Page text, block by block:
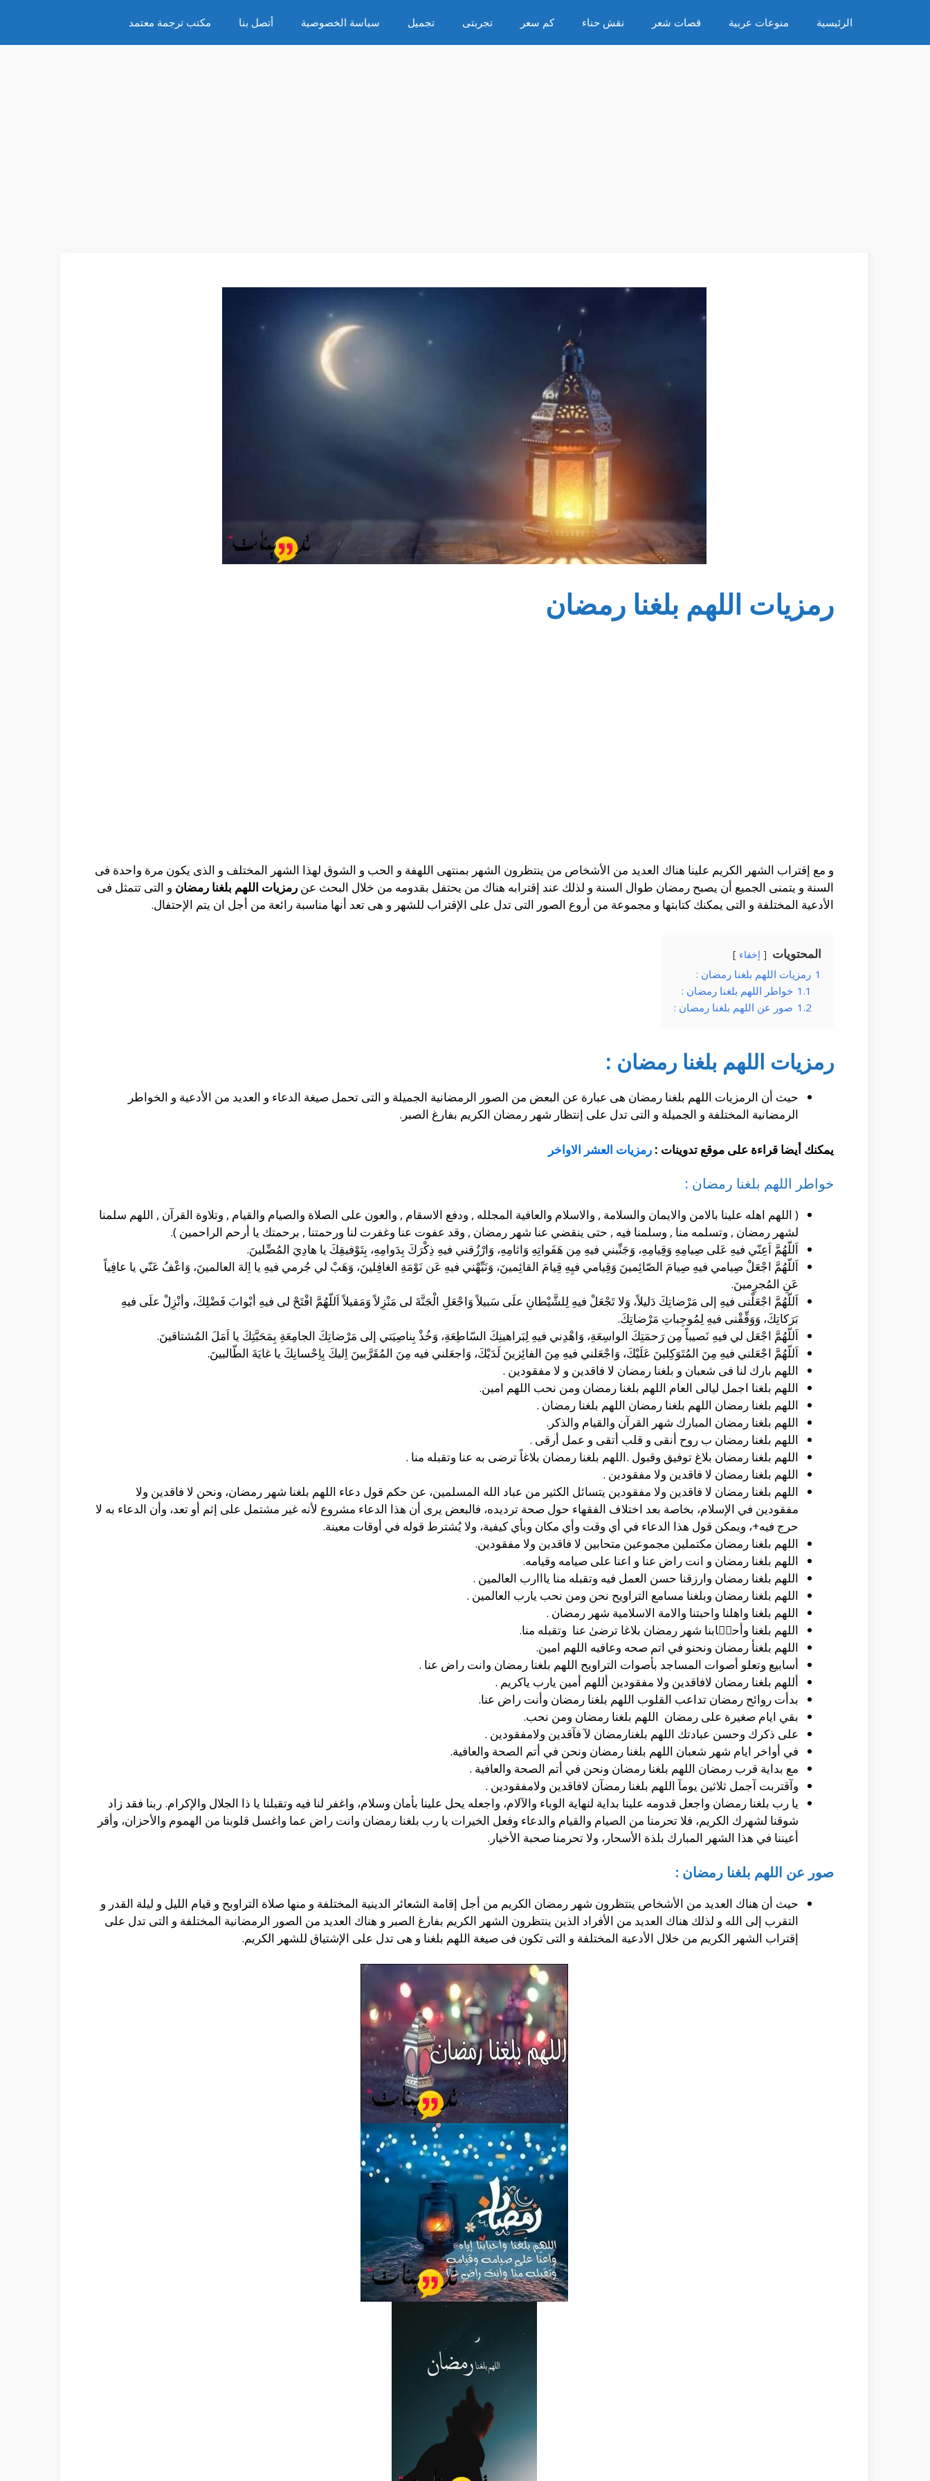
المحتوى
الرئيسية منوعات عربية قصات شعر نقش حناء كم سعر تجربتى تجميل سياسة الخصوصية أتصل بنا مكتب ترجمة معتمد
رمزيات اللهم بلغنا رمضان
و مع إقتراب الشهر الكريم علينا هناك العديد من الأشخاص من ينتظرون الشهر بمنتهى اللهفة و الحب و الشوق لهذا الشهر المختلف و الذى يكون مرة واحدة فى
السنة و يتمنى الجميع أن يصبح رمضان طوال السنة و لذلك عند إقترابه هناك من يحتفل بقدومه من خلال البحث عن رمزيات اللهم بلغنا رمضان و التى تتمثل فى
الأدعية المختلفة و التى يمكنك كتابتها و مجموعة من أروع الصور التى تدل على الإقتراب للشهر و هى تعد أنها مناسبة رائعة من أجل ان يتم الإحتفال.
المحتويات إخفاء
1 رمزيات اللهم بلغنا رمضان :
1.1 خواطر اللهم بلغنا رمضان :
1.2 صور عن اللهم بلغنا رمضان :
رمزيات اللهم بلغنا رمضان :
حيث أن الرمزيات اللهم بلغنا رمضان هى عبارة عن البعض من الصور الرمضانية الجميلة و التى تحمل صيغة الدعاء و العديد من الأدعية و الخواطر
الرمضانية المختلفة و الجميلة و التى تدل على إنتظار شهر رمضان الكريم بفارغ الصبر.
يمكنك أيضا قراءة على موقع تدوينات : رمزيات العشر الاواخر
خواطر اللهم بلغنا رمضان :
( اللهم اهله علينا بالامن والايمان والسلامة , والاسلام والعافية المجلله , ودفع الاسقام , والعون على الصلاة والصيام والقيام , وتلاوة القرآن , اللهم سلمنا
لشهر رمضان , وتسلمه منا , وسلمنا فيه , حتى ينقضي عنا شهر رمضان , وقد عفوت عنا وغفرت لنا ورحمتنا , برحمتك يا أرحم الراحمين ).
اَللّهُمَّ اَعِنّي فيهِ عَلى صِيامِهِ وَقِيامِهِ، وَجَنِّبني فيهِ مِن هَفَواتِهِ وَاثامِهِ، وَارْزُقني فيهِ ذِكْرَكَ بِدَوامِهِ، بِتَوْفيقِكَ يا هادِيَ المُضِّلينَ.
اَللّهُمَّ اجْعَلْ صِيامي فيهِ صِيامَ الصّائِمينَ وَقِيامي فيِهِ قِيامَ القائِمينَ، وَنَبِّهْني فيهِ عَن نَوْمَةِ الغافِلينَ، وَهَبْ لي جُرمي فيهِ يا اِلهَ العالمينَ، وَاعْفُ عَنّي يا عافِياً
عَنِ المُجرِمينَ.
اَللّهُمَّ اجْعَلْنى فيهِ إلى مَرْضاتِكَ دَليلاً، وَلا تَجْعَلْ فيهِ لِلشَّيْطانِ علَى سَبيلاً وَاجْعَلِ الْجَنَّةَ لى مَنْزِلاً وَمَقيلاً اَللّهُمَّ افْتَحْ لى فيهِ أبْوابَ فَضْلِكَ، وأنْزِلْ علَى فيهِ
بَرَكاتِكَ، وَوَفِّقْنى فيهِ لِمُوجِباتِ مَرْضاتِكَ.
اَللّهُمَّ اجْعَل لي فيهِ نَصيباً مِن رَحمَتِكَ الواسِعَةِ، وَاهْدِني فيهِ لِبَراهينِكَ السّاطِعَةِ، وَخُذْ بِناصِيَتي إلى مَرْضاتِكَ الجامِعَةِ بِمَحَبَّتِكَ يا اَمَلَ المُشتاقينَ.
اَللّهُمَّ اجْعَلني فيهِ مِنَ المُتَوَكِلينَ عَلَيْكَ، وَاجْعَلني فيهِ مِنَ الفائِزينَ لَدَيْكَ، وَاجعَلني فيه مِنَ المُقَرَّبينَ اِليكَ بِاِحْسانِكَ يا غايَةَ الطّالبينَ.
اللهم بارك لنا فى شعبان و بلغنا رمضان لا فاقدين و لا مفقودين .
اللهم بلغنا اجمل ليالى العام اللهم بلغنا رمضان ومن نحب اللهم امين.
اللهم بلغنا رمضان اللهم بلغنا رمضان اللهم بلغنا رمضان .
اللهم بلغنا رمضان المبارك شهر القرآن والقيام والذكر.
اللهم بلغنا رمضان ب روح أنقى و قلب أتقى و عمل أرقى .
اللهم بلغنا رمضان بلاغ توفيق وقبول .اللهم بلغنا رمضان بلاغاً ترضى به عنا وتقبله منا .
اللهم بلغنا رمضان لا فاقدين ولا مفقودين .
اللهم بلغنا رمضان لا فاقدين ولا مفقودين يتسائل الكثير من عباد الله المسلمين، عن حكم قول دعاء اللهم بلغنا شهر رمضان، ونحن لا فاقدين ولا
مفقودين في الإسلام، بخاصة بعد اختلاف الفقهاء حول صحة ترديده، فالبعض يرى أن هذا الدعاء مشروع لأنه غير مشتمل على إثم أو تعد، وأن الدعاء به لا
حرج فيه+، ويمكن قول هذا الدعاء في أي وقت وأي مكان وبأي كيفية، ولا يُشترط قوله في أوقات معينة.
اللهم بلغنا رمضان مكتملين مجموعين متحابين لا فاقدين ولا مفقودين.
اللهم بلغنا رمضان و انت راض عنا و اعنا على صيامه وقيامه.
اللهم بلغنا رمضان وارزقنا حسن العمل فيه وتقبله منا يااارب العالمين .
اللهم بلغنا رمضان وبلغنا مسامع التراويح نحن ومن نحب يارب العالمين .
اللهم بلغنا واهلنا واحبتنا والامة الاسلامية شهر رمضان .
اللهم بلغنا وأحبٙابنا شهر رمضان بلاغا ترضىٰ عنا وتقبله منا.
اللهم بلغنأ رمضان ونحنو في اتم صحه وعافيه اللهم امين.
أسابيع وتعلو أصوات المساجد بأصوات التراويح اللهم بلغنا رمضان وانت راض عنا .
أللهم بلغنا رمضان لافاقدين ولا مفقودين أللهم أمين يارب ياكريم .
بدأت روائح رمضان تداعب القلوب اللهم بلغنا رمضان وأنت راض عنا.
بقي ايام صغيرة على رمضان اللهم بلغنا رمضان ومن نحب.
على ذكرك وحسن عبادتك اللهم بلغنارمضان لآ فآقدين ولامفقودين .
في أواخر ايام شهر شعبان اللهم بلغنا رمضان ونحن في أتم الصحة والعافية.
مع بداية قرب رمضان اللهم بلغنا رمضان ونحن في أتم الصحة والعافية .
وآقتربت آجمل ثلاثين يومآ اللهم بلغنا رمضآن لافاقدين ولامفقودين .
يا رب بلغنا رمضان واجعل قدومه علينا بداية لنهاية الوباء والآلام، واجعله يحل علينا بأمان وسلام، واغفر لنا فيه وتقبلنا يا ذا الجلال والإكرام. ربنا فقد زاد
شوقنا لشهرك الكريم، فلا تحرمنا من الصيام والقيام والدعاء وفعل الخيرات يا رب بلغنا رمضان وانت راض عما واغسل قلوبنا من الهموم والأحزان، وأقر
أعيننا في هذا الشهر المبارك بلذة الأسحار، ولا تحرمنا صحبة الأخيار.
صور عن اللهم بلغنا رمضان :
حيث أن هناك العديد من الأشخاص ينتظرون شهر رمضان الكريم من أجل إقامة الشعائر الدينية المختلفة و منها صلاة التراوبح و قيام الليل و ليلة القدر و
التقرب إلى الله و لذلك هناك العديد من الأفراد الذين ينتظرون الشهر الكريم بفارغ الصبر و هناك العديد من الصور الرمضانية المختلفة و التى تدل على
إقتراب الشهر الكريم من خلال الأدعية المختلفة و التى تكون فى صيغة اللهم بلغنا و هى تدل على الإشتياق للشهر الكريم.